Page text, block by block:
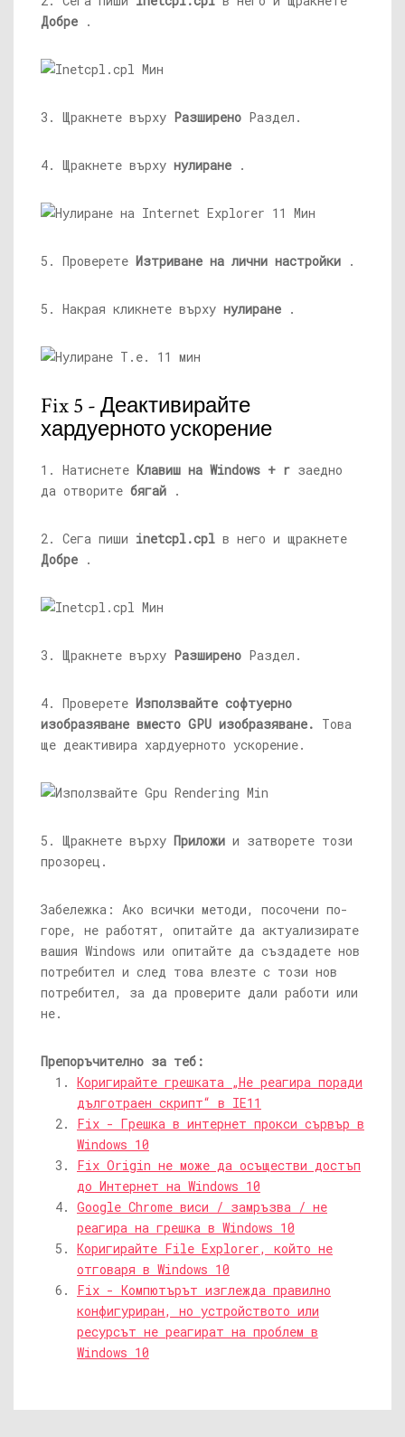
Добре .
3. Щракнете върху Разширено Раздел.
4. Щракнете върху нулиране .
5. Проверете Изтриване на лични настройки .
5. Накрая кликнете върху нулиране .
Fix 5 - Деактивирайте
хардуерното ускорение
1. Натиснете Клавиш на Windows + r заедно
да отворите бягай .
2. Сега пиши inetcpl.cpl в него и щракнете
Добре .
3. Щракнете върху Разширено Раздел.
4. Проверете Използвайте софтуерно
изобразяване вместо GPU изобразяване. Това
ще деактивира хардуерното ускорение.
5. Щракнете върху Приложи и затворете този
прозорец.
Забележка: Ако всички методи, посочени по-
горе, не работят, опитайте да актуализирате
вашия Windows или опитайте да създадете нов
потребител и след това влезте с този нов
потребител, за да проверите дали работи или
не.
Препоръчително за теб:
Коригирайте грешката „Не реагира поради
дълготраен скрипт“ в IE11
Fix - Грешка в интернет прокси сървър в
Windows 10
Fix Origin не може да осъществи достъп
до Интернет на Windows 10
Google Chrome виси / замръзва / не
реагира на грешка в Windows 10
Коригирайте File Explorer, който не
отговаря в Windows 10
Fix - Компютърът изглежда правилно
конфигуриран, но устройството или
ресурсът не реагират на проблем в
Windows 10